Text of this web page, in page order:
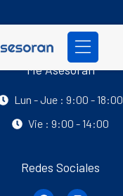
Me Asesoran
Lun - Jue : 9:00 - 18:00
Vie : 9:00 - 14:00
Redes Sociales